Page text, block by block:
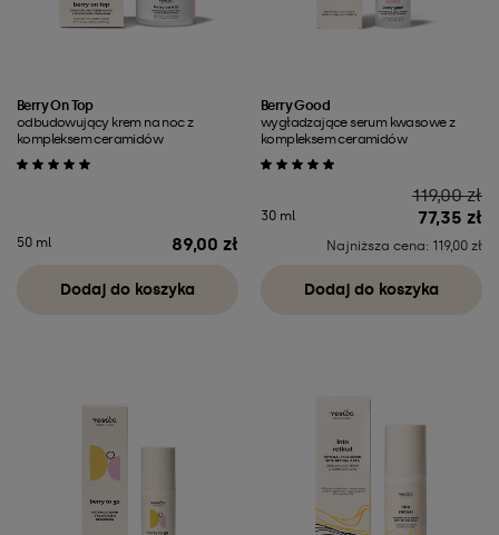
Berry On Top
odbudowujący krem na noc z
kompleksem ceramidów
50 ml 89,00 zł
Dodaj do koszyka
Berry Good
wygładzające serum kwasowe z
kompleksem ceramidów
30 ml
119,00 zł
77,35 zł
Najniższa cena: 119,00 zł
Dodaj do koszyka